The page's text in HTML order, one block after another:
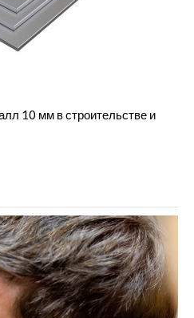
10 мм в строительстве и